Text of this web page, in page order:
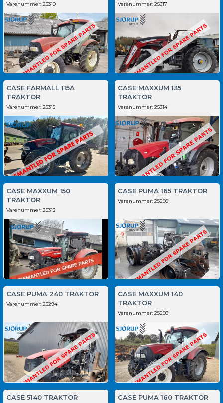
Varenummer: 25319 Varenummer: 25317
CASE FARMALL 115A
TRAKTOR
Varenummer: 25315
CASE MAXXUM 135
TRAKTOR
Varenummer: 25314
CASE MAXXUM 150
TRAKTOR
Varenummer: 25313
CASE PUMA 165 TRAKTOR
Varenummer: 25295
CASE PUMA 240 TRAKTOR
Varenummer: 25294
CASE MAXXUM 140
TRAKTOR
Varenummer: 25293
CASE 5140 TRAKTOR CASE PUMA 160 TRAKTOR